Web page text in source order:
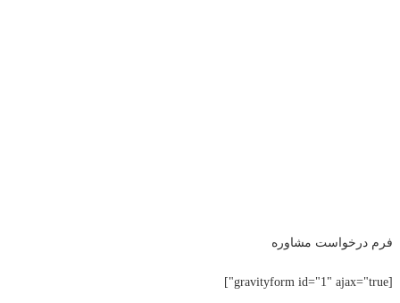
فرم درخواست مشاوره
[gravityform id="1" ajax="true"]